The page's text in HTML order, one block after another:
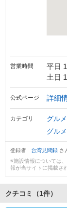
営業時間
平日
土日
公式ページ 詳細
カテゴリ グル
グル
登録者 台湾見聞録 さ
※施設情報については
報が当サイトに掲載さ
クチコミ （1件）